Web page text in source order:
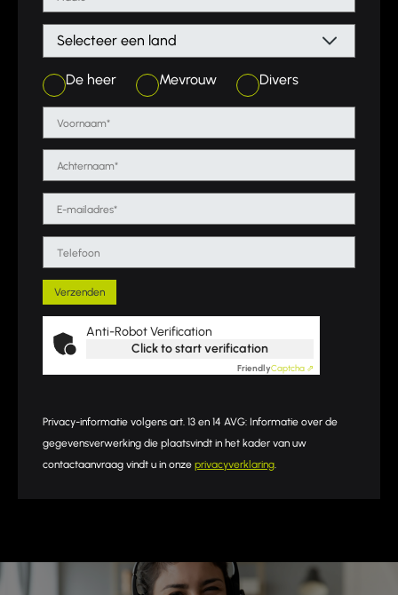
De heer Mevrouw Divers
Anti-Robot Verification
Click to start verification
FriendlyCaptcha ⇗
Privacy-informatie volgens art. 13 en 14 AVG: Informatie over de
gegevensverwerking die plaatsvindt in het kader van uw
contactaanvraag vindt u in onze privacyverklaring.